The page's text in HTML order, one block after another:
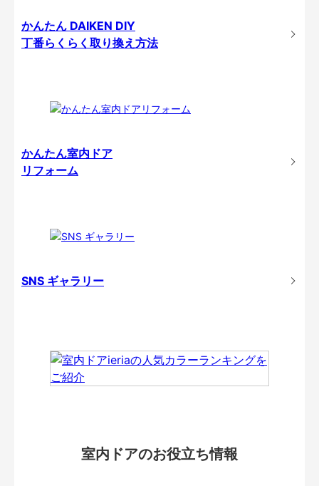
かんたん DAIKEN DIY
丁番らくらく取り換え方法
かんたん室内ドア
リフォーム
SNS ギャラリー
室内ドアのお役立ち情報